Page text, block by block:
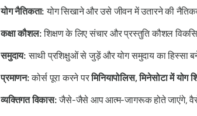
योग नैतिकता:योग सिखाने और उसे जीवन में उतारने की
कक्षा कौशल:शिक्षण के लिए संचार और प्रस्तुति कौशल
समुदाय:साथी प्रशिक्षुओं से जुड़ें और योग समुदाय का हिस्सा
प्रमाणन:कोर्स पूरा करने परमिनियापोलिस, मिनेसोटा में योग
व्यक्तिगत विकास:जैसे-जैसे आप आत्म-जागरूक होते जाएंगे,